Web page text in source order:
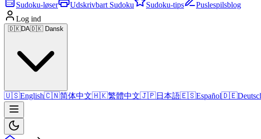
Sudoku-løser Udskrivbart Sudoku Sudoku-tips
Puslespilsblog
Log ind
🇩🇰DA🇩🇰 Dansk
🇺🇸English🇨🇳简体中文🇭🇰繁體中文🇯🇵日本語🇪🇸Español🇩🇪